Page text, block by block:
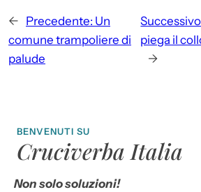
← Precedente: Un
comune trampoliere di
palude
piega il
→
BENVENUTI SU
Cruciverba Italia
Non solo soluzioni!